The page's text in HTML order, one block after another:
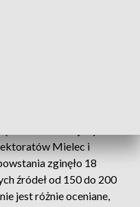
Mielec i
zginęło 18
źródeł od 150 do 200
jest różnie oceniane,